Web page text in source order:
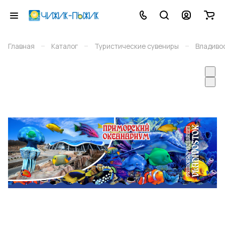
Главная – Каталог – Туристические сувениры –